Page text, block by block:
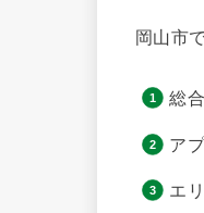
岡山市
総
ア
エ